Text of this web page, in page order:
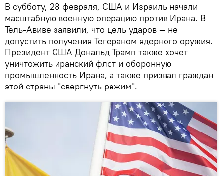
В субботу, 28 февраля, США и Израиль начали
масштабную военную операцию против Ирана. В
Тель-Авиве заявили, что цель ударов — не
допустить получения Тегераном ядерного оружия.
Президент США Дональд Трамп также хочет
уничтожить иранский флот и оборонную
промышленность Ирана, а также призвал граждан
этой страны "свергнуть режим".